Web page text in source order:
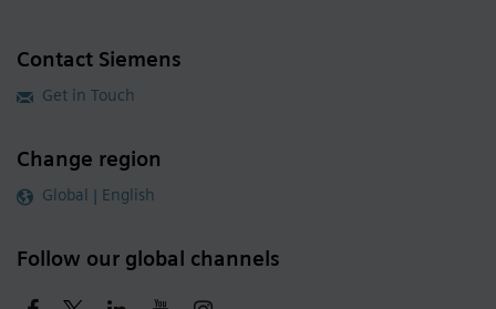
Contact Siemens
Get in Touch
Change region
Global | English
Follow our global channels